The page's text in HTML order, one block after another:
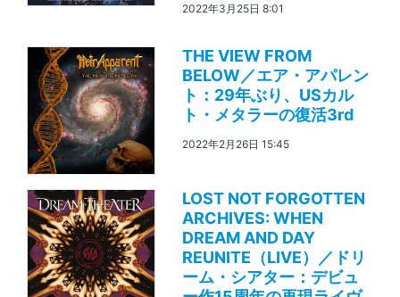
2022年3月25日 8:01
THE VIEW FROM
BELOW／エア・アパレン
ト：29年ぶり、USカル
ト・メタラーの復活3rd
2022年2月26日 15:45
LOST NOT FORGOTTEN
ARCHIVES: WHEN
DREAM AND DAY
REUNITE（LIVE）／ドリ
ーム・シアター：デビュ